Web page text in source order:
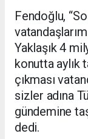
Fendoğlu,
Yaklaşık 4
konutta aylık
çıkması
sizler adına
gündemine
dedi.